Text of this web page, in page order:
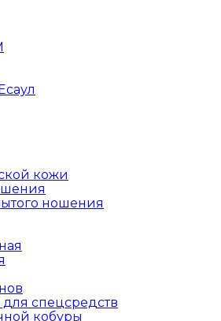
кожи
ношения
спецсредств
кобуры